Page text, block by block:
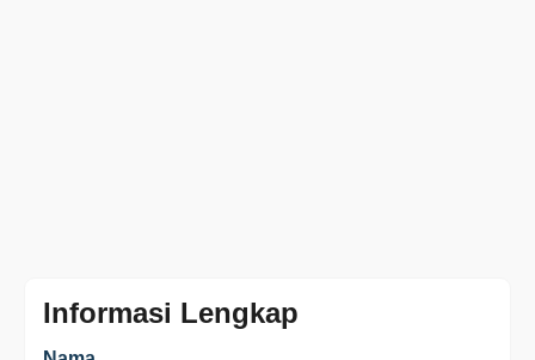
Informasi Lengkap